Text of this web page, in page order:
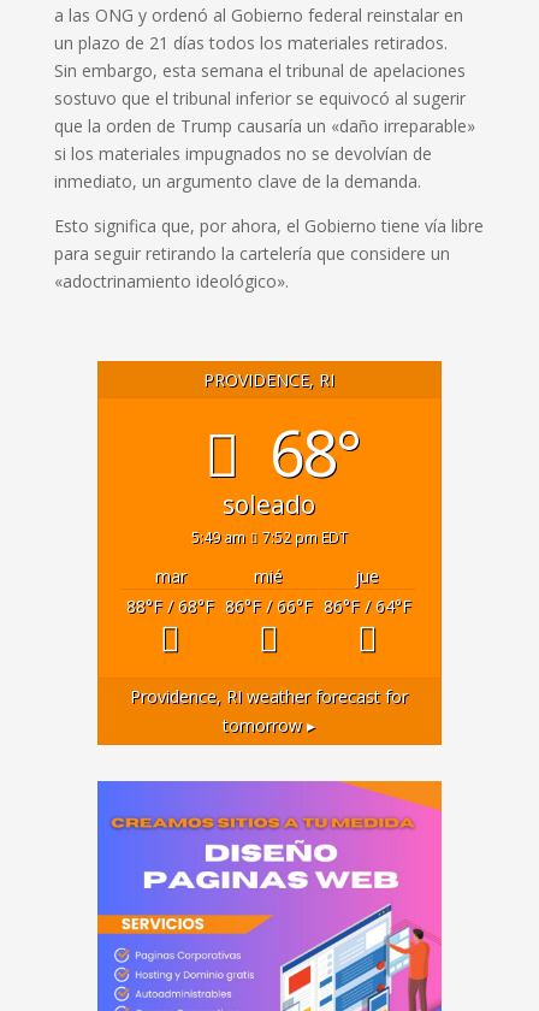
a las ONG y ordenó al Gobierno federal reinstalar en
un plazo de 21 días todos los materiales retirados.
Sin embargo, esta semana el tribunal de apelaciones
sostuvo que el tribunal inferior se equivocó al sugerir
que la orden de Trump causaría un «daño irreparable»
si los materiales impugnados no se devolvían de
inmediato, un argumento clave de la demanda.
Esto significa que, por ahora, el Gobierno tiene vía libre
para seguir retirando la cartelería que considere un
«adoctrinamiento ideológico».
PROVIDENCE, RI
68°
soleado
5:49 am 7:52 pm EDT
mar mié
jue
88°F/ 68°F 86°F/ 66°F 86°F/ 64°F
Providence, RI weather forecast for
tomorrow ▸